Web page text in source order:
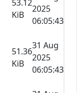
53.12
KiB
2025
06:05:43
51.36
KiB
31 Aug
2025
06:05:43